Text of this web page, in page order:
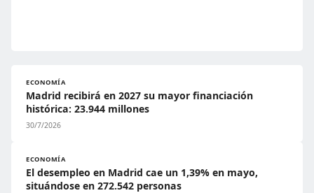
ECONOMÍA
Madrid recibirá en 2027 su mayor financiación
histórica: 23.944 millones
30/7/2026
ECONOMÍA
El desempleo en Madrid cae un 1,39% en mayo,
situándose en 272.542 personas